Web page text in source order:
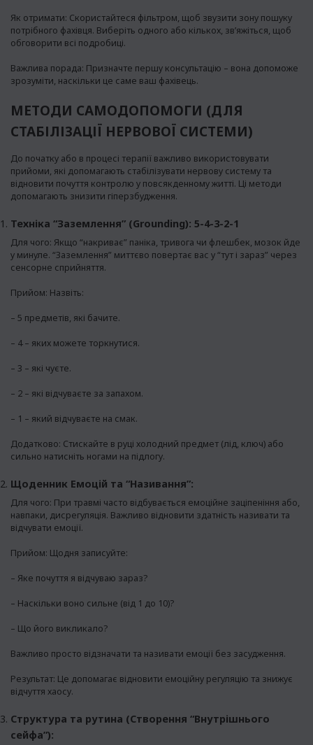
Як отримати: Скористайтеся фільтром, щоб звузити зону пошуку
потрібного фахівця. Виберіть одного або кількох, зв’яжіться, щоб
обговорити всі подробиці.
Важлива порада: Призначте першу консультацію – вона допоможе
зрозуміти, наскільки це саме ваш фахівець.
МЕТОДИ САМОДОПОМОГИ (ДЛЯ
СТАБІЛІЗАЦІЇ НЕРВОВОЇ СИСТЕМИ)
До початку або в процесі терапії важливо використовувати
прийоми, які допомагають стабілізувати нервову систему та
відновити почуття контролю у повсякденному житті. Ці методи
допомагають знизити гіперзбудження.
Техніка “Заземлення” (Grounding): 5-4-3-2-1
Для чого: Якщо “накриває” паніка, тривога чи флешбек, мозок йде
у минуле. “Заземлення” миттєво повертає вас у “тут і зараз” через
сенсорне сприйняття.
Прийом: Назвіть:
– 5 предметів, які бачите.
– 4 – яких можете торкнутися.
– 3 – які чуєте.
– 2 – які відчуваєте за запахом.
– 1 – який відчуваєте на смак.
Додатково: Стискайте в руці холодний предмет (лід, ключ) або
сильно натисніть ногами на підлогу.
Щоденник Емоцій та “Називання”:
Для чого: При травмі часто відбувається емоційне заціпеніння або,
навпаки, дисрегуляція. Важливо відновити здатність називати та
відчувати емоції.
Прийом: Щодня записуйте:
– Яке почуття я відчуваю зараз?
– Наскільки воно сильне (від 1 до 10)?
– Що його викликало?
Важливо просто відзначати та називати емоції без засудження.
Результат: Це допомагає відновити емоційну регуляцію та знижує
відчуття хаосу.
Структура та рутина (Створення “Внутрішнього
сейфа”):